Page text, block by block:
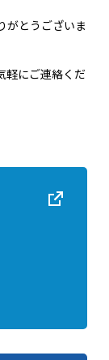
がとうございま
軽にご連絡くだ